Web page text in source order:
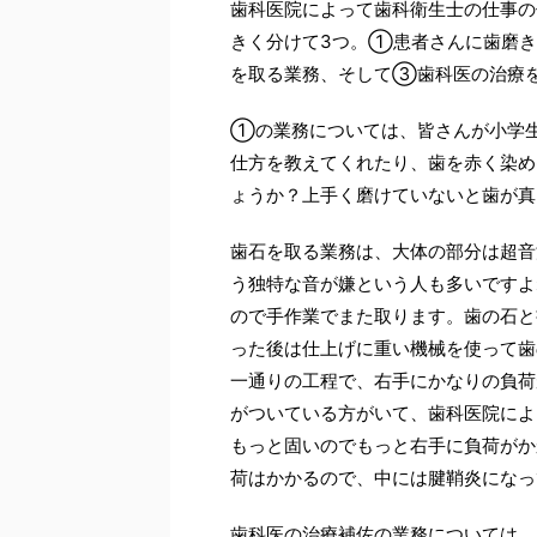
歯科医院によって歯科衛生士の仕事
きく分けて3つ。①患者さんに歯磨
を取る業務、そして③歯科医の治療
①の業務については、皆さんが小学
仕方を教えてくれたり、歯を赤く染
ょうか？上手く磨けていないと歯が
歯石を取る業務は、大体の部分は超
う独特な音が嫌という人も多いです
ので手作業でまた取ります。歯の石
った後は仕上げに重い機械を使って
一通りの工程で、右手にかなりの負
がついている方がいて、歯科医院に
もっと固いのでもっと右手に負荷が
荷はかかるので、中には腱鞘炎にな